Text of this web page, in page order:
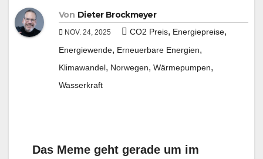
Von Dieter Brockmeyer
NOV. 24, 2025 CO2 Preis, Energiepreise,
Energiewende, Erneuerbare Energien,
Klimawandel, Norwegen, Wärmepumpen,
Wasserkraft
Das Meme geht gerade um im